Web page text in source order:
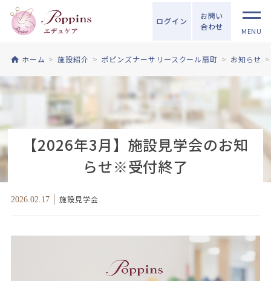
ログイン
お問い
合わせ
MENU
ホーム 施設紹介 ポピンズナーサリースクール扇町 お知らせ
【2026年3月】施設見学会のお知
らせ※受付終了
2026.02.17 施設見学会